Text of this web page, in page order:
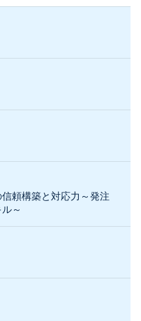
頼構築と対応力～発注
～